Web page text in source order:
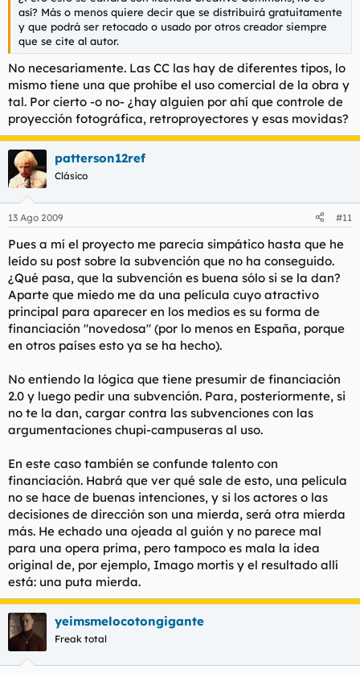
así? Más o menos quiere decir que se distribuirá gratuitamente
y que podrá ser retocado o usado por otros creador siempre
que se cite al autor.
No necesariamente. Las CC las hay de diferentes tipos, lo
mismo tiene una que prohíbe el uso comercial de la obra y
tal. Por cierto -o no- ¿hay alguien por ahí que controle de
proyección fotográfica, retroproyectores y esas movidas?
patterson12ref
Clásico
13 Ago 2009 #11
Pues a mí el proyecto me parecía simpático hasta que he
leído su post sobre la subvención que no ha conseguido.
¿Qué pasa, que la subvención es buena sólo si se la dan?
Aparte que miedo me da una película cuyo atractivo
principal para aparecer en los medios es su forma de
financiación "novedosa" (por lo menos en España, porque
en otros países esto ya se ha hecho).
No entiendo la lógica que tiene presumir de financiación
2.0 y luego pedir una subvención. Para, posteriormente, si
no te la dan, cargar contra las subvenciones con las
argumentaciones chupi-campuseras al uso.
En este caso también se confunde talento con
financiación. Habrá que ver qué sale de esto, una película
no se hace de buenas intenciones, y si los actores o las
decisiones de dirección son una mierda, será otra mierda
más. He echado una ojeada al guión y no parece mal
para una opera prima, pero tampoco es mala la idea
original de, por ejemplo, Imago mortis y el resultado allí
está: una puta mierda.
yeimsmelocotongigante
Freak total